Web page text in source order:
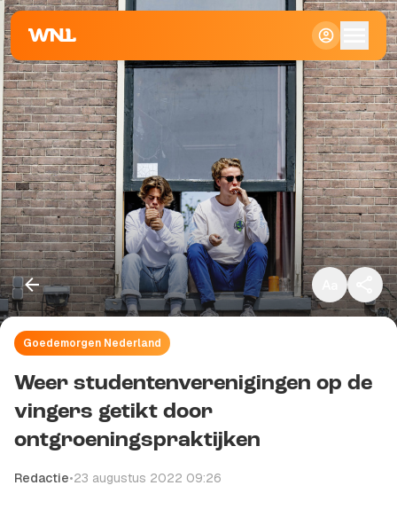
Klein
Standaard
Groot
Goedemorgen Nederland
Weer studentenverenigingen op de
vingers getikt door
ontgroeningspraktijken
Redactie•23 augustus 2022 09:26